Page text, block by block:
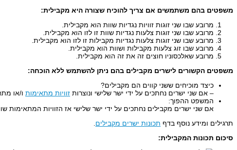
משפטים בהם משתמשים אם צריך להוכיח שצורה היא מקבילית:
מרובע שבו שני זוגות זוויות נגדיות שוות הוא מקבילית.
מרובע שבו שני זוגות צלעות נגדיות שוות זו לזו הוא מקבילית.
מרובע שבו שני זוגות צלעות נגדיות מקבילות זו לזו הוא מקבילית.
מרובע שבו זוג צלעות מקבילות ושוות הוא מקבילית.
מרובע שאלכסוניו חוצים זה את זה הוא מקבילית.
משפטים הקשורים לישרים מקבילים בהם ניתן להשתמש ללא הוכחה:
כיצד מוכיחים ששני קווים הם מקבילים?
– אם שני ישרים נחתכים על ידי ישר שלישי ונוצרות זוויות מתאימות ו/או
המשפט ההפוך:
אם שני ישרים מקבילים נחתכים על ידי ישר שלישי אז הזוויות המתאימות
תרגילים ומידע נוסף בדף תכונות ישרים מקבילים
סיכום תכונות המקבילית: